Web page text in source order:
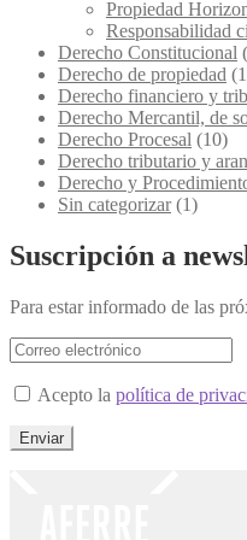
Propiedad
Responsabilidad
Derecho Constitucional
Derecho de propiedad
Derecho financiero y
Derecho Mercantil, de
Derecho Procesal (10)
Derecho tributario y
Derecho y
Sin categorizar (1)
Suscripción a
Para estar informado de las
Acepto la política de